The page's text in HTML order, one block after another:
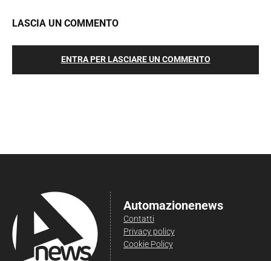
LASCIA UN COMMENTO
ENTRA PER LASCIARE UN COMMENTO
Automazionenews
Contatti
Privacy policy
Cookie Policy